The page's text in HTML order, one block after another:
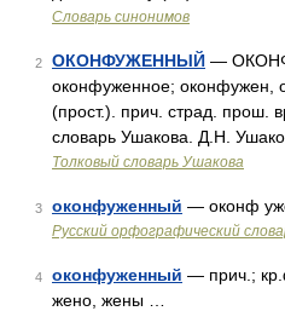
Словарь синонимов
2 ОКОНФУЖЕННЫЙ —
оконфуженное; оконфужен,
(прост.). прич. страд. прош.
словарь Ушакова. Д.Н.
Толковый словарь Ушакова
3 оконфуженный — оконф
Русский орфографический
4 оконфуженный — прич.;
жено, жены …